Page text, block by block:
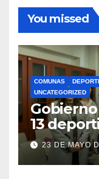
You missed
COMUNAS
UNCATEGORIZED
13
bandera
23 DE MAYO